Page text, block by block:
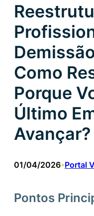
Como
Porque
Último
Avançar?
01/04/2026•Portal
Pontos